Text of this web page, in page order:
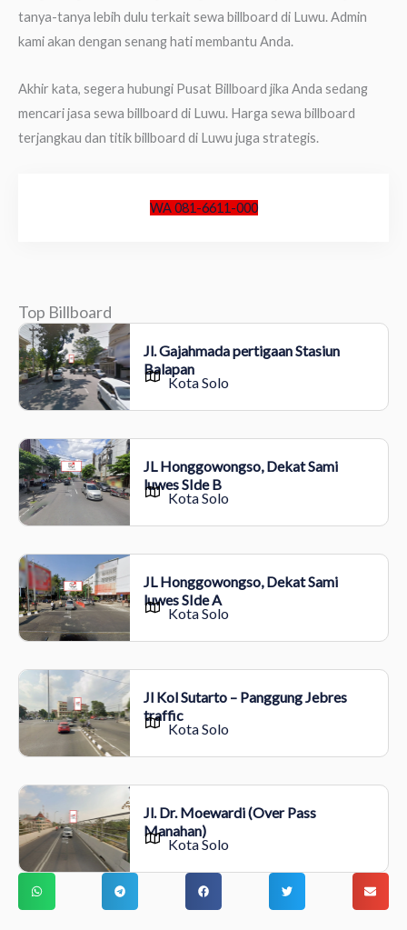
tanya-tanya lebih dulu terkait sewa billboard di Luwu. Admin
kami akan dengan senang hati membantu Anda.
Akhir kata, segera hubungi Pusat Billboard jika Anda sedang
mencari jasa sewa billboard di Luwu. Harga sewa billboard
terjangkau dan titik billboard di Luwu juga strategis.
WA 081-6611-000
Top Billboard
Jl. Gajahmada pertigaan Stasiun
Balapan
Kota Solo
JL Honggowongso, Dekat Sami
luwes SIde B
Kota Solo
JL Honggowongso, Dekat Sami
luwes SIde A
Kota Solo
Jl Kol Sutarto – Panggung Jebres
traffic
Kota Solo
Jl. Dr. Moewardi (Over Pass
Manahan)
Kota Solo